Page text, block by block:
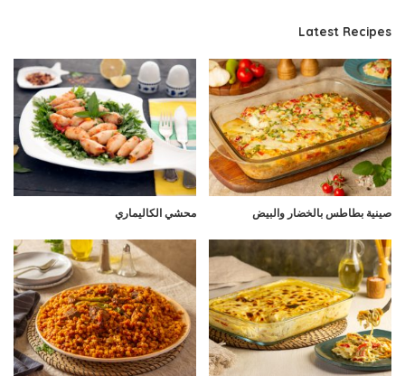
Latest Recipes
صينية بطاطس بالخضار والبيض محشي الكاليماري